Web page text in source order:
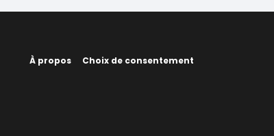
À propos Choix de consentement